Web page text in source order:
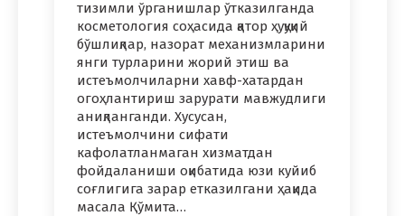
тизимли ўрганишлар ўтказилганда
косметология соҳасида қатор ҳуқуқий
бўшлиқлар, назорат механизмларини
янги турларини жорий этиш ва
истеъмолчиларни хавф-хатардан
огоҳлантириш зарурати мавжудлиги
аниқланганди. Хусусан,
истеъмолчини сифати
кафолатланмаган хизматдан
фойдаланиши оқибатида юзи куйиб
соғлигига зарар етказилгани ҳақида
масала Қўмита…